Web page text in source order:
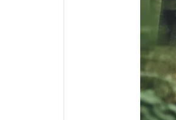
रायबरेली-गोकना